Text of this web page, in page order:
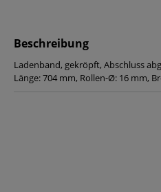
Beschreibung
Ladenband, gekröpft, Abschluss
Länge: 704 mm, Rollen-Ø: 16 mm,